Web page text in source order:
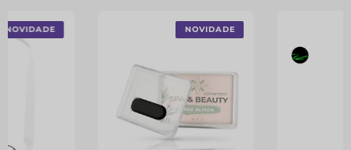
NOVIDADE NOVIDADE